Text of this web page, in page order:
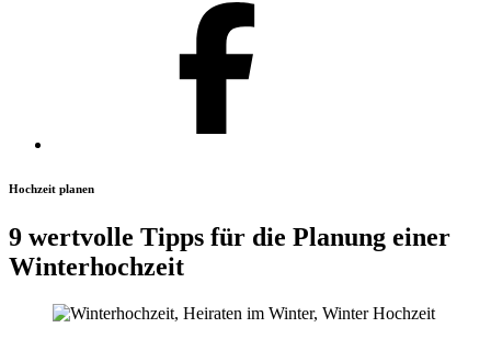
Hochzeit planen
9 wertvolle Tipps für die Planung einer
Winterhochzeit